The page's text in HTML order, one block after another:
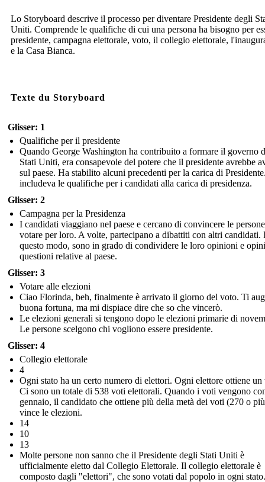
Lo Storyboard descrive il processo per diventare Presidente degli
Uniti. Comprende le qualifiche di cui una persona ha bisogno per
presidente, campagna elettorale, voto, il collegio elettorale,
e la Casa Bianca.
Texte du Storyboard
Glisser: 1
Qualifiche per il presidente
Quando George Washington ha contribuito a formare il governo
Stati Uniti, era consapevole del potere che il presidente avrebbe
sul paese. Ha stabilito alcuni precedenti per la carica di
includeva le qualifiche per i candidati alla carica di presidenza.
Glisser: 2
Campagna per la Presidenza
I candidati viaggiano nel paese e cercano di convincere le
votare per loro. A volte, partecipano a dibattiti con altri candidati.
questo modo, sono in grado di condividere le loro opinioni e
questioni relative al paese.
Glisser: 3
Votare alle elezioni
Ciao Florinda, beh, finalmente è arrivato il giorno del voto. Ti
buona fortuna, ma mi dispiace dire che so che vincerò.
Le elezioni generali si tengono dopo le elezioni primarie di
Le persone scelgono chi vogliono essere presidente.
Glisser: 4
Collegio elettorale
4
Ogni stato ha un certo numero di elettori. Ogni elettore ottiene un
Ci sono un totale di 538 voti elettorali. Quando i voti vengono
gennaio, il candidato che ottiene più della metà dei voti (270 o
vince le elezioni.
14
10
13
Molte persone non sanno che il Presidente degli Stati Uniti è
ufficialmente eletto dal Collegio Elettorale. Il collegio elettorale è
composto dagli "elettori", che sono votati dal popolo in ogni stato.